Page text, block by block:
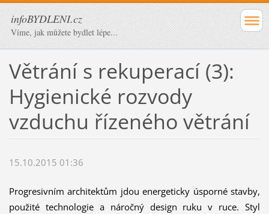
infoBYDLENI.cz
Víme, jak můžete bydlet lépe...
Větrání s rekuperací (3):
Hygienické rozvody
vzduchu řízeného větrání
15.10.2015 01:36
Progresivním architektům jdou energeticky úsporné stavby,
použité technologie a náročný design ruku v ruce. Styl